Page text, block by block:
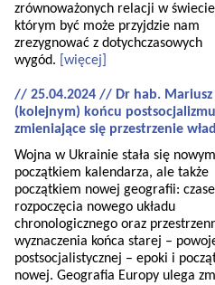
zrównoważonych relacji w
którym być może przyjdzie nam
zrezygnować z dotychczasowych
wygód.
[więcej]
// 25.04.2024 // Dr hab. Mariusz
(kolejnym) końcu
zmieniające się przestrzenie
Wojna w Ukrainie stała się nowym
początkiem kalendarza, ale także
początkiem nowej geografii:
rozpoczęcia nowego układu
chronologicznego oraz
wyznaczenia końca starej –
postsocjalistycznej – epoki i
nowej. Geografia Europy ulega